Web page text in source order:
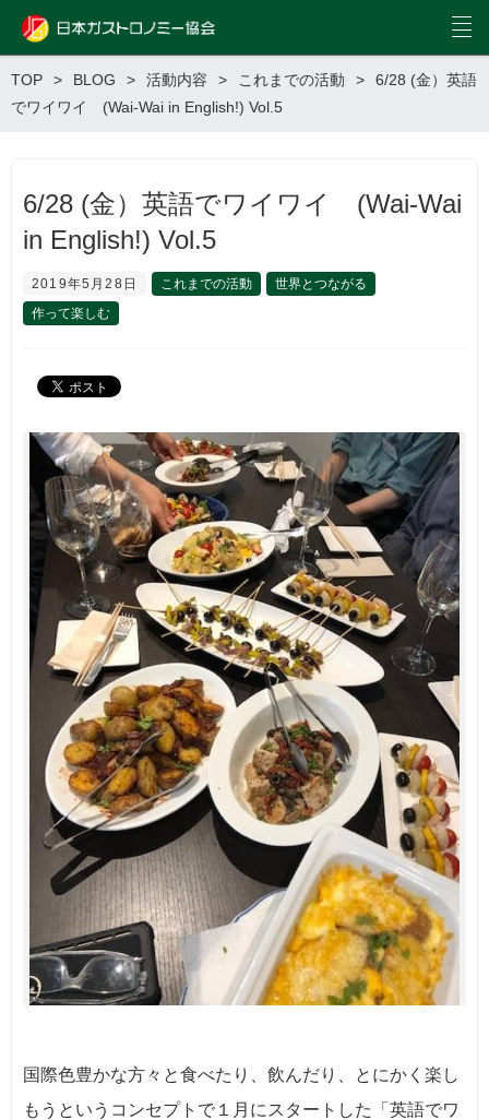
TOP BLOG 活動内容 これまでの活動
6/28 (金）英語
でワイワイ (Wai-Wai in English!) Vol.5
6/28 (金）英語でワイワイ (Wai-Wai
in English!) Vol.5
2019年5月28日 これまでの活動
世界とつながる
作って楽しむ
国際色豊かな方々と食べたり、飲んだり、とにかく楽し
もうというコンセプトで１月にスタートした「英語でワ